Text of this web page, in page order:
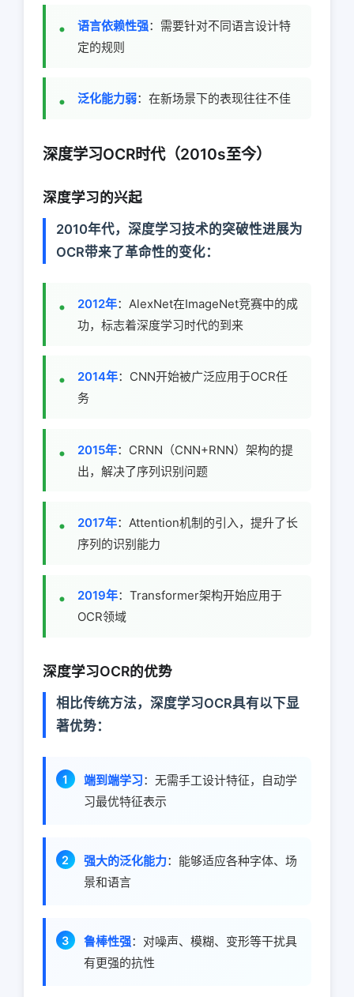
语言依赖性强：需要针对不同语言设计特
定的规则
泛化能力弱：在新场景下的表现往往不佳
深度学习OCR时代（2010s至今）
深度学习的兴起
2010年代，深度学习技术的突破性进展为
OCR带来了革命性的变化：
2012年：AlexNet在ImageNet竞赛中的成
功，标志着深度学习时代的到来
2014年：CNN开始被广泛应用于OCR任
务
2015年：CRNN（CNN+RNN）架构的提
出，解决了序列识别问题
2017年：Attention机制的引入，提升了长
序列的识别能力
2019年：Transformer架构开始应用于
OCR领域
深度学习OCR的优势
相比传统方法，深度学习OCR具有以下显
著优势：
端到端学习：无需手工设计特征，自动学
习最优特征表示
强大的泛化能力：能够适应各种字体、场
景和语言
鲁棒性强：对噪声、模糊、变形等干扰具
有更强的抗性